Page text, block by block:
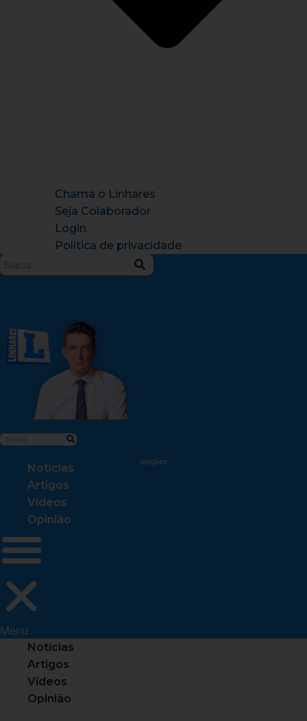
Chama o Linhares
Seja Colaborador
Login
Política de privacidade
Notícias
Artigos
Vídeos
Opinião
Menu
Notícias
Artigos
Vídeos
Opinião